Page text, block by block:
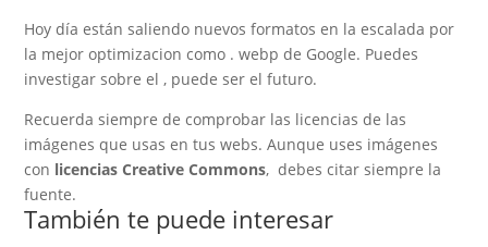
Hoy día están saliendo nuevos formatos en la escalada por
la mejor optimizacion como . webp de Google. Puedes
investigar sobre el , puede ser el futuro.
Recuerda siempre de comprobar las licencias de las
imágenes que usas en tus webs. Aunque uses imágenes
con licencias Creative Commons, debes citar siempre la
fuente.
También te puede interesar